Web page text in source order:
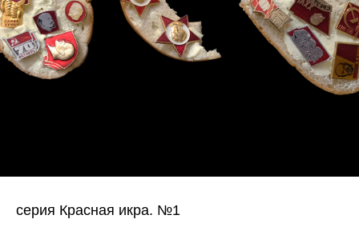
серия Красная икра. №1